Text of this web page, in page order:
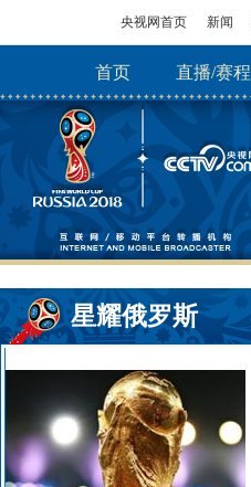
央视网首页 新闻
首页 直播/赛程
星耀俄罗斯